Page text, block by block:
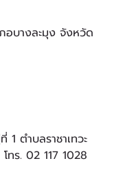
อบางละมุง จังหวัด
ตำบลราชาเทวะ
ทร. 02 117 1028